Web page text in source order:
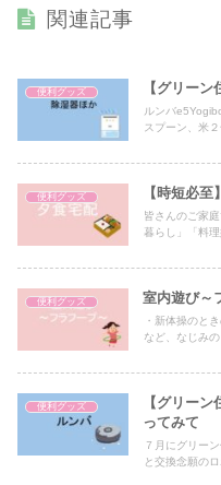
関連記事
便利グッズ 【グリー
ルンバ
スプーン、米
便利グッズ 【時短必
皆さんのご家
暮らし」「料
便利グッズ 室内遊び～
・新体操のと
など、なじみ
便利グッズ
【グリー
ってみて
７月にグリー
と交換念願の